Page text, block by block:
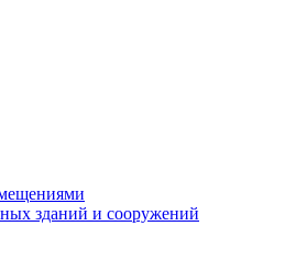
зданий и сооружений